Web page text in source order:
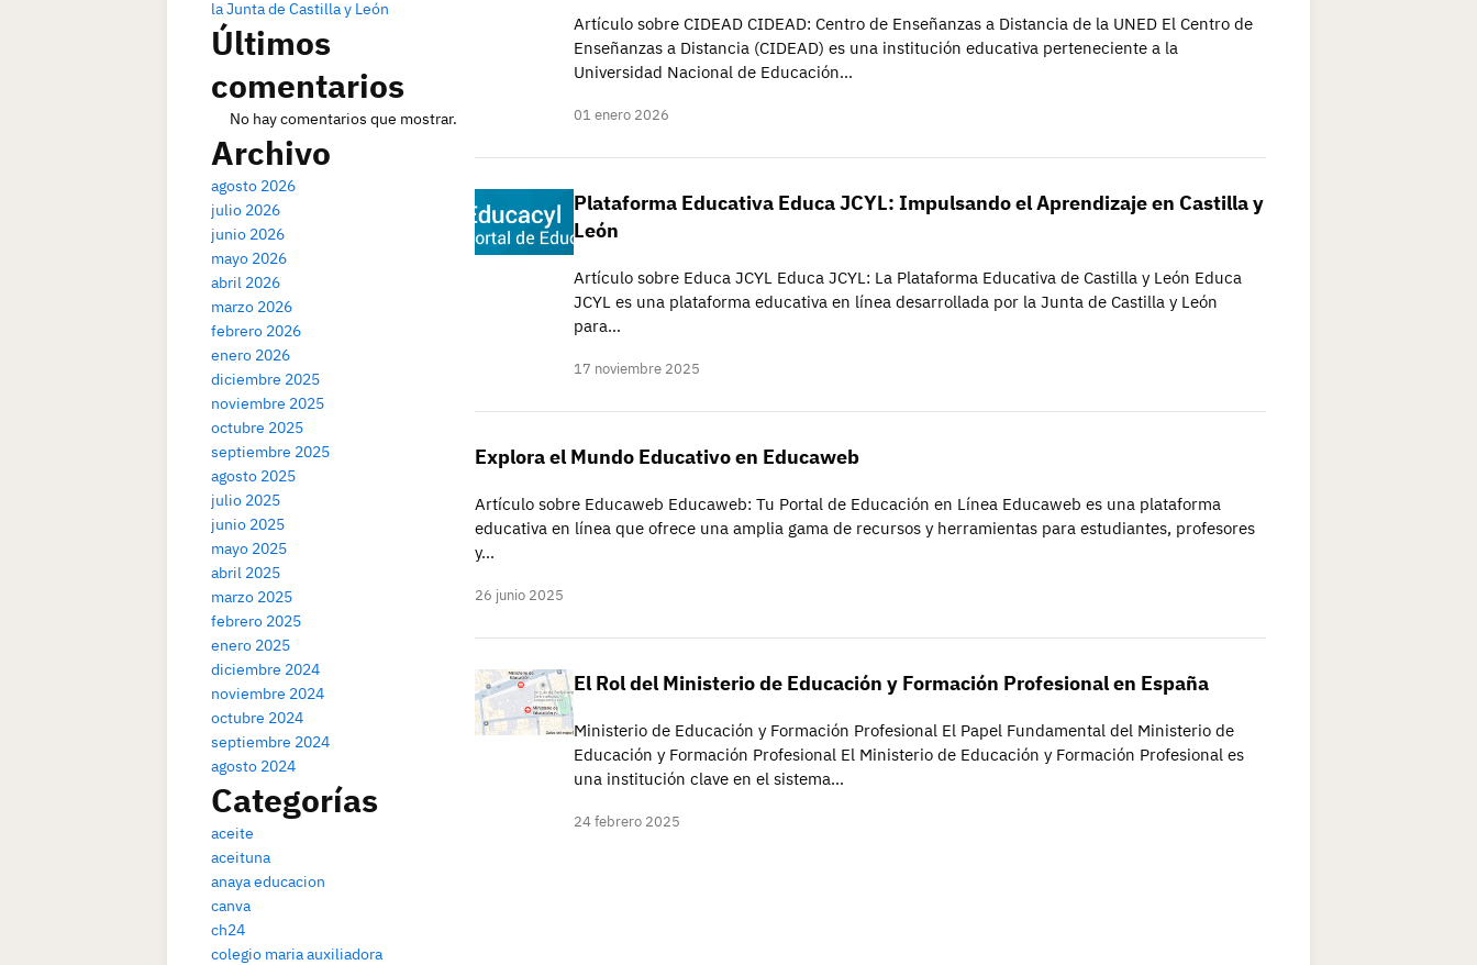
la Junta de Castilla y León
Últimos
comentarios
No hay comentarios que mostrar.
Archivo
agosto 2026
julio 2026
junio 2026
mayo 2026
abril 2026
marzo 2026
febrero 2026
enero 2026
diciembre 2025
noviembre 2025
octubre 2025
septiembre 2025
agosto 2025
julio 2025
junio 2025
mayo 2025
abril 2025
marzo 2025
febrero 2025
enero 2025
diciembre 2024
noviembre 2024
octubre 2024
septiembre 2024
agosto 2024
Categorías
aceite
aceituna
anaya educacion
canva
ch24
colegio maria auxiliadora
Artículo sobre CIDEAD CIDEAD: Centro de Enseñanzas a Distancia de la UNED El Centro de
Enseñanzas a Distancia (CIDEAD) es una institución educativa perteneciente a la
Universidad Nacional de Educación…
01 enero 2026
Plataforma Educativa Educa JCYL: Impulsando el Aprendizaje en Castilla y
León
Artículo sobre Educa JCYL Educa JCYL: La Plataforma Educativa de Castilla y León Educa
JCYL es una plataforma educativa en línea desarrollada por la Junta de Castilla y León
para…
17 noviembre 2025
Explora el Mundo Educativo en Educaweb
Artículo sobre Educaweb Educaweb: Tu Portal de Educación en Línea Educaweb es una plataforma
educativa en línea que ofrece una amplia gama de recursos y herramientas para estudiantes, profesores
y…
26 junio 2025
El Rol del Ministerio de Educación y Formación Profesional en España
Ministerio de Educación y Formación Profesional El Papel Fundamental del Ministerio de
Educación y Formación Profesional El Ministerio de Educación y Formación Profesional es
una institución clave en el sistema…
24 febrero 2025